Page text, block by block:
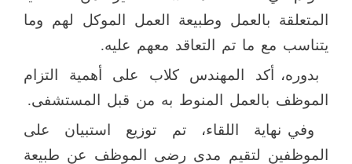
المتعلقة بالعمل وطبيعة العمل الموكل لهم وما
يتناسب مع ما تم التعاقد معهم عليه.
بدوره، أكد المهندس كلاب على أهمية التزام
الموظف بالعمل المنوط به من قبل المستشفى.
وفي نهاية اللقاء، تم توزيع استبيان على
الموظفين لتقيم مدى رضى الموظف عن طبيعة